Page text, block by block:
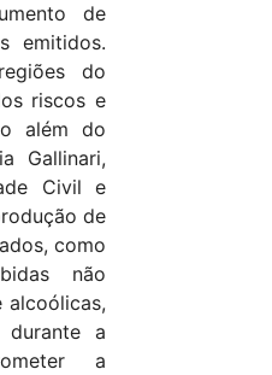
de
emitidos.
do
riscos e
além do
Gallinari,
Civil e
de
como
não
alcoólicas,
a
a